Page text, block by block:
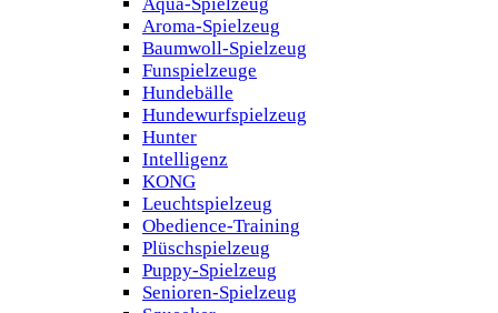
Aqua-Spielzeug
Aroma-Spielzeug
Baumwoll-Spielzeug
Funspielzeuge
Hundebälle
Hundewurfspielzeug
Hunter
Intelligenz
KONG
Leuchtspielzeug
Obedience-Training
Plüschspielzeug
Puppy-Spielzeug
Senioren-Spielzeug